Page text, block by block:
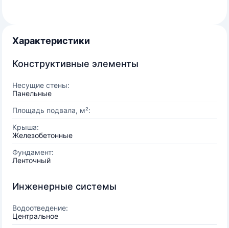
Характеристики
Конструктивные элементы
Несущие стены:
Панельные
Площадь подвала, м²:
Крыша:
Железобетонные
Фундамент:
Ленточный
Инженерные системы
Водоотведение:
Центральное